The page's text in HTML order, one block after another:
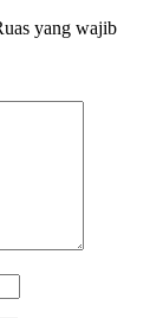
yang wajib